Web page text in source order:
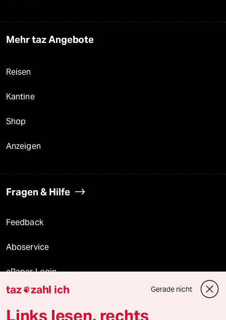
Mehr taz Angebote
Reisen
Kantine
Shop
Anzeigen
Fragen & Hilfe
Feedback
Aboservice
ePaper Login
Downloads für Abonnierende
taz zahl ich Gerade nicht
Links lesen, rechts